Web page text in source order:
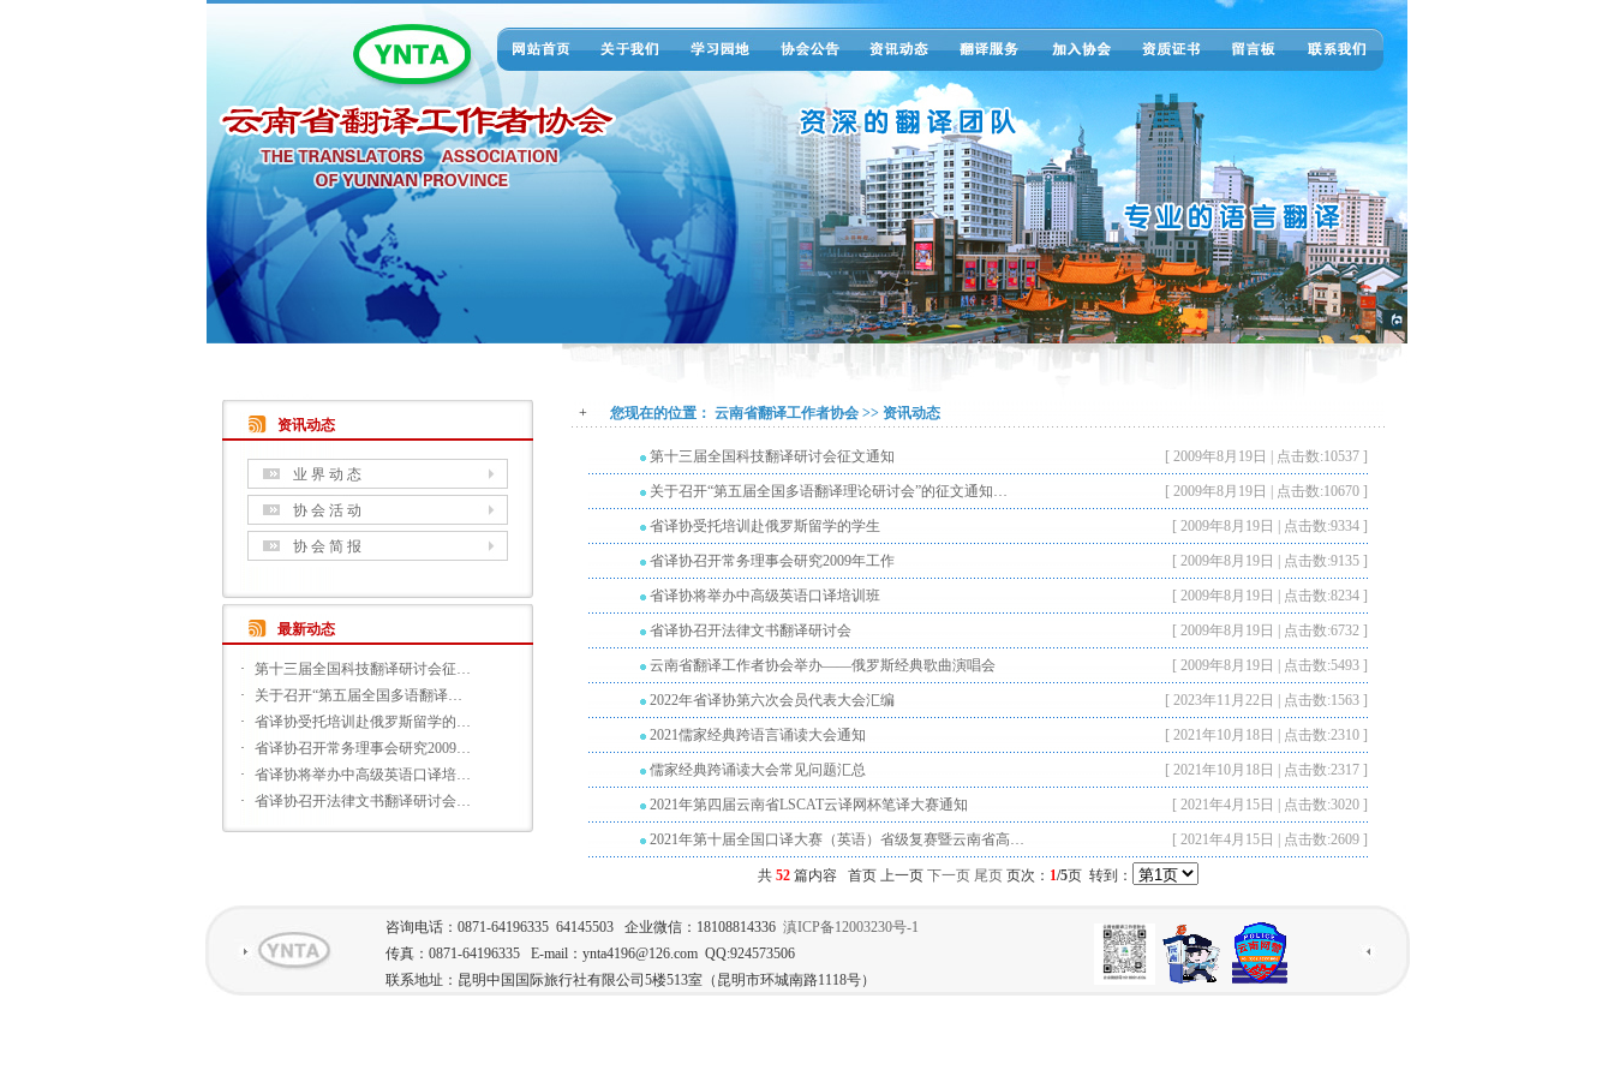
资讯动态
业 界 动 态
协 会 活 动
协 会 简 报
最新动态
·
第十三届全国科技翻译研讨会征…
·
关于召开“第五届全国多语翻译…
·
省译协受托培训赴俄罗斯留学的…
·
省译协召开常务理事会研究2009…
·
省译协将举办中高级英语口译培…
·
省译协召开法律文书翻译研讨会…
+ 您现在的位置： 云南省翻译工作者协会>> 资讯动态
[ 2009年8月19日 | 点击数:10537 ]
第十三届全国科技翻译研讨会征文通知
[ 2009年8月19日 | 点击数:10670 ]
关于召开“第五届全国多语翻译理论研讨会”的征文通知…
[ 2009年8月19日 | 点击数:9334 ]
省译协受托培训赴俄罗斯留学的学生
[ 2009年8月19日 | 点击数:9135 ]
省译协召开常务理事会研究2009年工作
[ 2009年8月19日 | 点击数:8234 ]
省译协将举办中高级英语口译培训班
[ 2009年8月19日 | 点击数:6732 ]
省译协召开法律文书翻译研讨会
[ 2009年8月19日 | 点击数:5493 ]
云南省翻译工作者协会举办——俄罗斯经典歌曲演唱会
[ 2023年11月22日 | 点击数:1563 ]
2022年省译协第六次会员代表大会汇编
[ 2021年10月18日 | 点击数:2310 ]
2021儒家经典跨语言诵读大会通知
[ 2021年10月18日 | 点击数:2317 ]
儒家经典跨诵读大会常见问题汇总
[ 2021年4月15日 | 点击数:3020 ]
2021年第四届云南省LSCAT云译网杯笔译大赛通知
[ 2021年4月15日 | 点击数:2609 ]
2021年第十届全国口译大赛（英语）省级复赛暨云南省高…
共 52篇内容 首页 上一页 下一页 尾页页次： 1/5页 转到：
咨询电话：0871-64196335 64145503 企业微信：18108814336 滇ICP备12003230号-1
传真：0871-64196335 E-mail：ynta4196@126.com QQ:924573506
联系地址：昆明中国国际旅行社有限公司5楼513室（昆明市环城南路1118号）